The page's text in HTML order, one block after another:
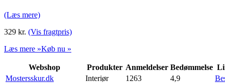
(Læs mere)
329 kr. (Vis fragtpris)
Læs mere »Køb nu »
Webshop Produkter Anmeldelser Bedømmelse
Mostersskur.dk
Interiør 1263 4,9